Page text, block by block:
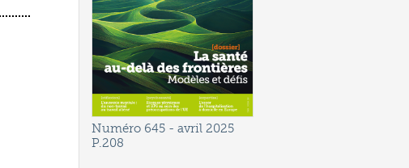
Numéro 645 - avril 2025
P.208